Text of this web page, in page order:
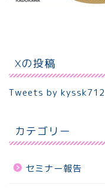
Xの投稿
Tweets by kyssk712
カテゴリー
セミナー報告